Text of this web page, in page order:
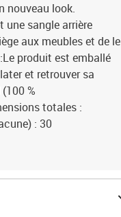
nouveau look.
une sangle arrière
aux meubles et de le
produit est emballé
et retrouver sa
%
totales :
: 30